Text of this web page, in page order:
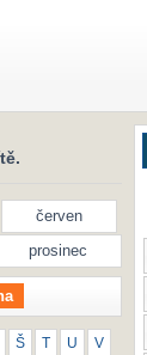
červen
prosinec
Š T U V